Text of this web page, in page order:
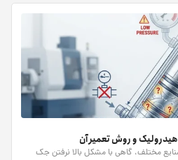
مختلف، گاهی با مشکل بالا نرفتن جک